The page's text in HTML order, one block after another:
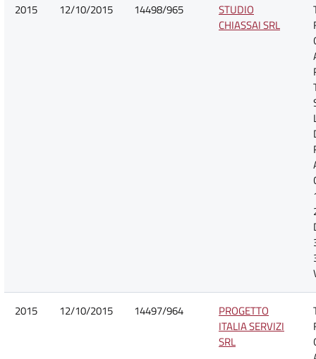
2015 12/10/2015 14498/965
STUDIO
CHIASSAI SRL
2015 12/10/2015 14497/964
PROGETTO
ITALIA SERVIZI
SRL